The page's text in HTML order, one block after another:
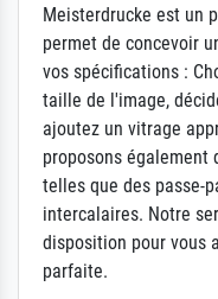
Meisterdrucke est un
permet de concevoir
vos spécifications :
taille de l'image,
ajoutez un vitrage
proposons également
telles que des passe-
intercalaires. Notre
disposition pour vous
parfaite.